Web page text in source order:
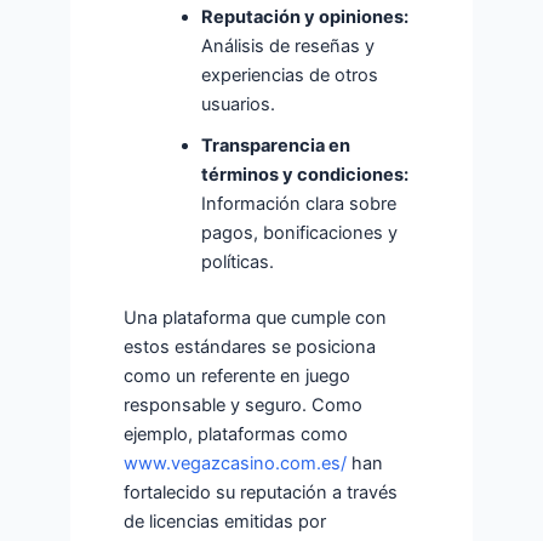
Reputación y opiniones:
Análisis de reseñas y
experiencias de otros
usuarios.
Transparencia en
términos y condiciones:
Información clara sobre
pagos, bonificaciones y
políticas.
Una plataforma que cumple con
estos estándares se posiciona
como un referente en juego
responsable y seguro. Como
ejemplo, plataformas como
www.vegazcasino.com.es/ han
fortalecido su reputación a través
de licencias emitidas por